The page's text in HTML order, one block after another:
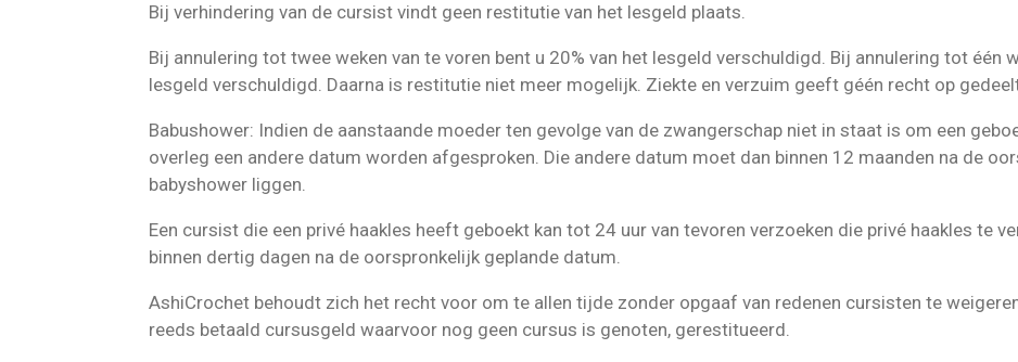
Bij verhindering van de cursist vindt geen restitutie van het lesgeld plaats.
Bij annulering tot twee weken van te voren bent u 20% van het lesgeld verschuldigd. Bij annulering tot één
lesgeld verschuldigd. Daarna is restitutie niet meer mogelijk. Ziekte en verzuim geeft géén recht op
Babushower: Indien de aanstaande moeder ten gevolge van de zwangerschap niet in staat is om een
overleg een andere datum worden afgesproken. Die andere datum moet dan binnen 12 maanden na de
babyshower liggen.
Een cursist die een privé haakles heeft geboekt kan tot 24 uur van tevoren verzoeken die privé haakles te
binnen dertig dagen na de oorspronkelijk geplande datum.
AshiCrochet behoudt zich het recht voor om te allen tijde zonder opgaaf van redenen cursisten te
reeds betaald cursusgeld waarvoor nog geen cursus is genoten, gerestitueerd.